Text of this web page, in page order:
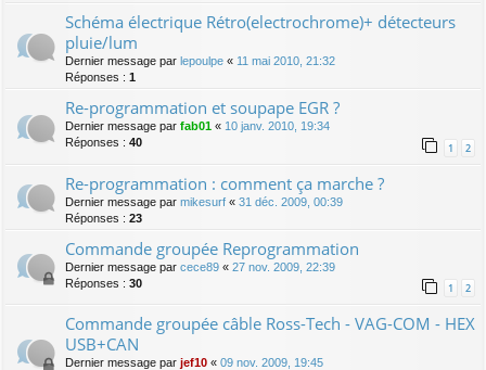
Schéma électrique Rétro(electrochrome)+ détecteurs
pluie/lum
Dernier message par lepoulpe « 11 mai 2010, 21:32
Réponses : 1
Re-programmation et soupape EGR ?
Dernier message par fab01 « 10 janv. 2010, 19:34
Réponses : 40 1 2
Re-programmation : comment ça marche ?
Dernier message par mikesurf « 31 déc. 2009, 00:39
Réponses : 23
Commande groupée Reprogrammation
Dernier message par cece89 « 27 nov. 2009, 22:39
Réponses : 30 1 2
Commande groupée câble Ross-Tech - VAG-COM - HEX
USB+CAN
Dernier message par jef10 « 09 nov. 2009, 19:45